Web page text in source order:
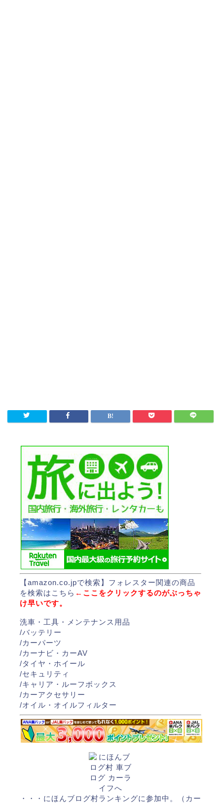
【amazon.co.jpで検索】 フォレスター関連の商品
を検索はこちら ←ここをクリックするのがぶっちゃ
け早いです。
洗車・工具・メンテナンス用品
/バッテリー
/カーパーツ
/カーナビ・カーAV
/タイヤ・ホイール
/セキュリティ
/キャリア・ルーフボックス
/カーアクセサリー
/オイル・オイルフィルター
・・・にほんブログ村ランキングに参加中。（カー